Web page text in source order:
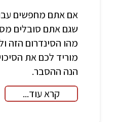
אם אתם מחפשים
שגם אתם סובלים
מהו הסינדרום הזה
מוריד לכם את
הנה ההסבר.
קרא עוד...